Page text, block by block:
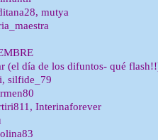
mutya
(el dí­a de los difuntos- qué
silfide_79
Interinaforever